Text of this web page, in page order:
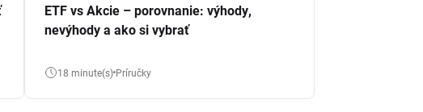
ETF vs Akcie – porovnanie: výhody,
nevýhody a ako si vybrať
18 minute(s) Príručky